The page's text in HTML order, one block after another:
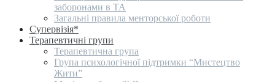
заборонами в ТА
Загальні правила менторської роботи
Супервізія*
Терапевтичні групи
Терапевтична група
Група психологічної підтримки “Мистецтво
Жити”